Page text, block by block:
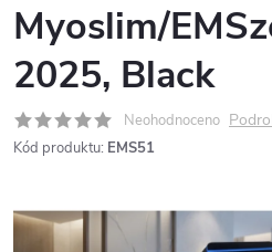
Myoslim/
2025, Black
Neohodnoceno
Kód produktu: EMS51